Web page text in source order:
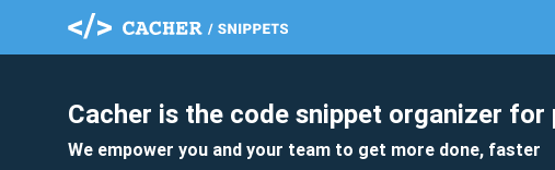
Cacher is the code snippet organizer for
We empower you and your team to get more done, faster